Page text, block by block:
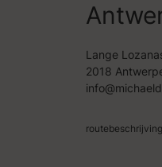
Lange
2018
routebeschrijving